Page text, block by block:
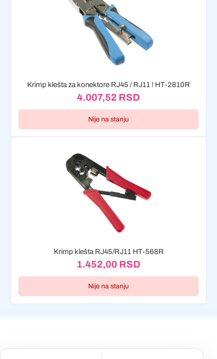
Krimp klešta za konektore RJ45 / RJ11 ! HT-2810R
4.007,52 RSD
Nije na stanju
Krimp klešta RJ45/RJ11 HT-568R
1.452,00 RSD
Nije na stanju